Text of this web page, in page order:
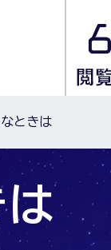
ときは